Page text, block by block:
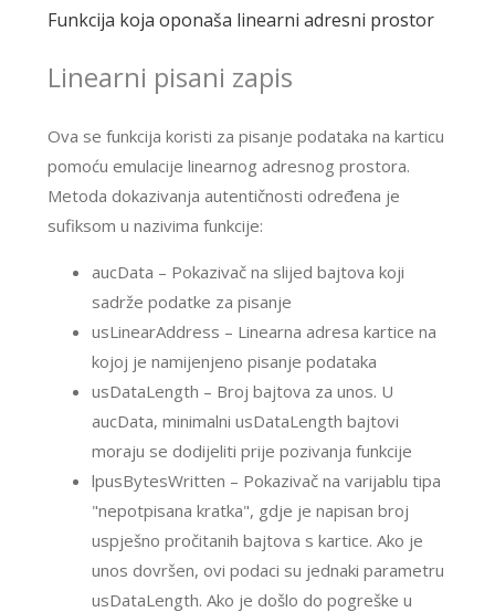
Funkcija koja oponaša linearni adresni prostor
Linearni pisani zapis
Ova se funkcija koristi za pisanje podataka na karticu
pomoću emulacije linearnog adresnog prostora.
Metoda dokazivanja autentičnosti određena je
sufiksom u nazivima funkcije:
aucData – Pokazivač na slijed bajtova koji
sadrže podatke za pisanje
usLinearAddress – Linearna adresa kartice na
kojoj je namijenjeno pisanje podataka
usDataLength – Broj bajtova za unos. U
aucData, minimalni usDataLength bajtovi
moraju se dodijeliti prije pozivanja funkcije
lpusBytesWritten – Pokazivač na varijablu tipa
"nepotpisana kratka", gdje je napisan broj
uspješno pročitanih bajtova s kartice. Ako je
unos dovršen, ovi podaci su jednaki parametru
usDataLength. Ako je došlo do pogreške u